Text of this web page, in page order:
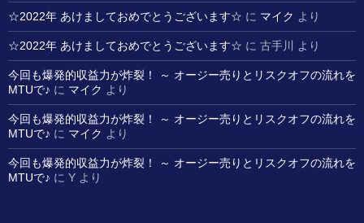
☆2022年 あけましておめでとうございます☆ に マイク より
☆2022年 あけましておめでとうございます☆ に 古手川 より
今回も爆発的収益力が炸裂！ ～ オージー売りとリスクオフの流れを
MTUで♪ に マイク より
今回も爆発的収益力が炸裂！ ～ オージー売りとリスクオフの流れを
MTUで♪ に マイク より
今回も爆発的収益力が炸裂！ ～ オージー売りとリスクオフの流れを
MTUで♪ に Y より